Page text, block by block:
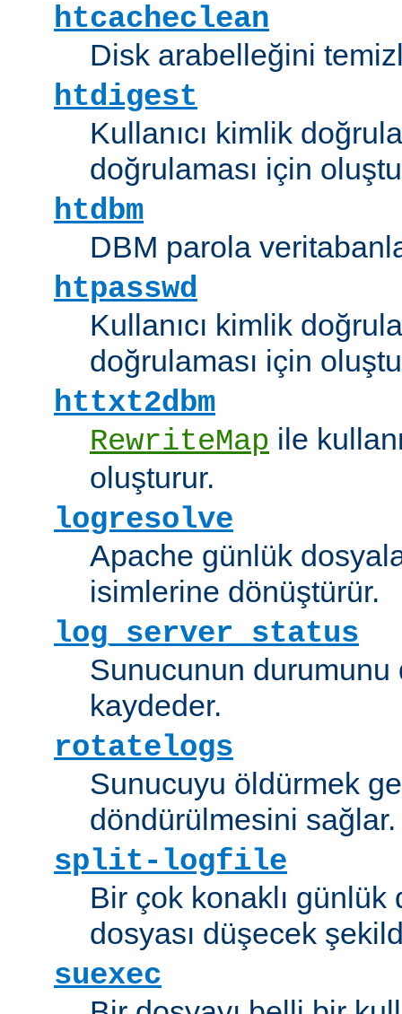
htcacheclean
Disk arabelleğini
htdigest
Kullanıcı kimlik
doğrulaması için
htdbm
DBM parola
htpasswd
Kullanıcı kimlik
doğrulaması için
httxt2dbm
RewriteMap ile
oluşturur.
logresolve
Apache günlük
isimlerine dönüştürür.
log_server_status
Sunucunun durumunu
kaydeder.
rotatelogs
Sunucuyu öldürmek
döndürülmesini sağlar.
split-logfile
Bir çok konaklı günlük
dosyası düşecek
suexec